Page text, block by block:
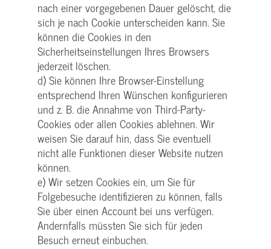
nach einer vorgegebenen Dauer gelöscht, die
sich je nach Cookie unterscheiden kann. Sie
können die Cookies in den
Sicherheitseinstellungen Ihres Browsers
jederzeit löschen.
d) Sie können Ihre Browser-Einstellung
entsprechend Ihren Wünschen konfigurieren
und z. B. die Annahme von Third-Party-
Cookies oder allen Cookies ablehnen. Wir
weisen Sie darauf hin, dass Sie eventuell
nicht alle Funktionen dieser Website nutzen
können.
e) Wir setzen Cookies ein, um Sie für
Folgebesuche identifizieren zu können, falls
Sie über einen Account bei uns verfügen.
Andernfalls müssten Sie sich für jeden
Besuch erneut einbuchen.